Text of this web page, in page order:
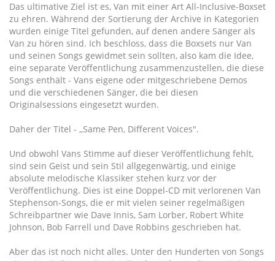
Das ultimative Ziel ist es, Van mit einer Art All-Inclusive-Boxset
zu ehren. Während der Sortierung der Archive in Kategorien
wurden einige Titel gefunden, auf denen andere Sänger als
Van zu hören sind. Ich beschloss, dass die Boxsets nur Van
und seinen Songs gewidmet sein sollten, also kam die Idee,
eine separate Veröffentlichung zusammenzustellen, die diese
Songs enthält - Vans eigene oder mitgeschriebene Demos
und die verschiedenen Sänger, die bei diesen
Originalsessions eingesetzt wurden.
Daher der Titel - ,,Same Pen, Different Voices".
Und obwohl Vans Stimme auf dieser Veröffentlichung fehlt,
sind sein Geist und sein Stil allgegenwärtig, und einige
absolute melodische Klassiker stehen kurz vor der
Veröffentlichung. Dies ist eine Doppel-CD mit verlorenen Van
Stephenson-Songs, die er mit vielen seiner regelmäßigen
Schreibpartner wie Dave Innis, Sam Lorber, Robert White
Johnson, Bob Farrell und Dave Robbins geschrieben hat.
Aber das ist noch nicht alles. Unter den Hunderten von Songs